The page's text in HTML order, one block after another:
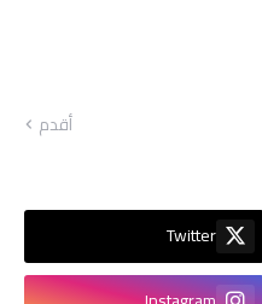
أقدم
Twitter